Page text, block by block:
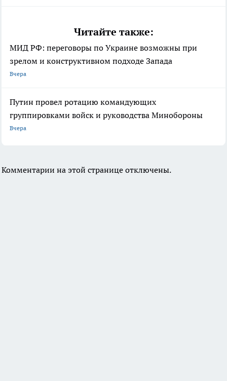
Читайте также:
МИД РФ: переговоры по Украине возможны при
зрелом и конструктивном подходе Запада
Вчера
Путин провел ротацию командующих
группировками войск и руководства Минобороны
Вчера
Комментарии на этой странице отключены.